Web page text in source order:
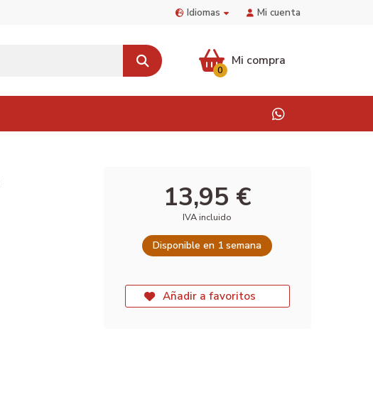
Idiomas Mi cuenta
Mi compra
0
13,95 €
IVA incluido
Disponible en 1 semana
Añadir a favoritos